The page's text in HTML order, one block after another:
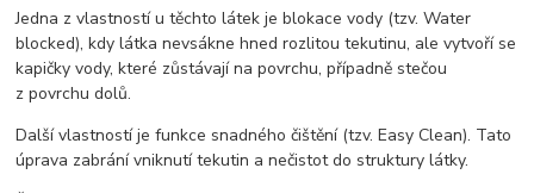
Jedna z vlastností u těchto látek je blokace vody (tzv. Water
blocked), kdy látka nevsákne hned rozlitou tekutinu, ale vytvoří se
kapičky vody, které zůstávají na povrchu, případně stečou
z povrchu dolů.
Další vlastností je funkce snadného čištění (tzv. Easy Clean). Tato
úprava zabrání vniknutí tekutin a nečistot do struktury látky.